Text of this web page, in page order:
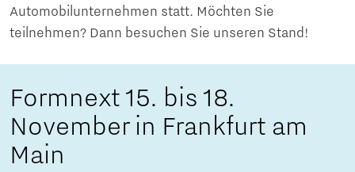
Automobilunternehmen statt. Möchten Sie
teilnehmen? Dann besuchen Sie unseren Stand!
Formnext 15. bis 18.
November in Frankfurt am
Main